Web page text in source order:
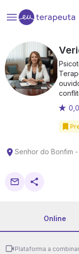
0,0
Senhor do Bonfim -
Online
Plataforma a